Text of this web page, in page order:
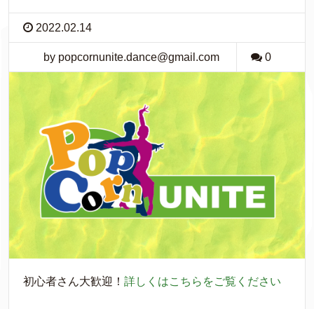
2022.02.14
by popcornunite.dance@gmail.com 0
初心者さん大歓迎！ 詳しくはこちらをご覧ください